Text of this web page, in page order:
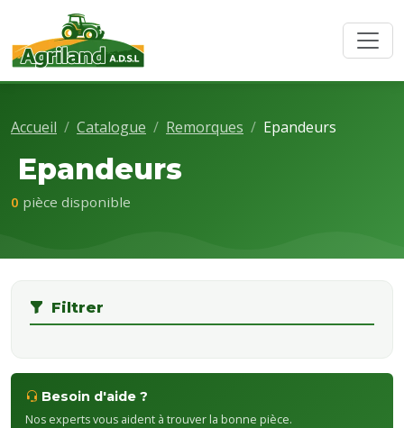
Accueil Catalogue Remorques Epandeurs
Epandeurs
0 pièce disponible
Filtrer
Besoin d'aide ?
Nos experts vous aident à trouver la bonne pièce.